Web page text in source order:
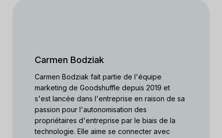
Carmen Bodziak
Carmen Bodziak fait partie de l'équipe
marketing de Goodshuffle depuis 2019 et
s'est lancée dans l'entreprise en raison de sa
passion pour l'autonomisation des
propriétaires d'entreprise par le biais de la
technologie. Elle aime se connecter avec